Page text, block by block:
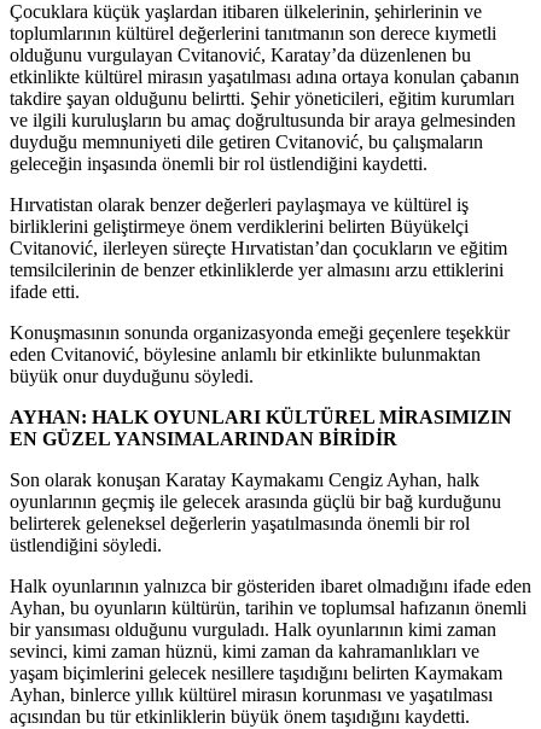
Çocuklara küçük yaşlardan itibaren ülkelerinin, şehirlerinin ve
toplumlarının kültürel değerlerini tanıtmanın son derece kıymetli
olduğunu vurgulayan Cvitanović, Karatay’da düzenlenen bu
etkinlikte kültürel mirasın yaşatılması adına ortaya konulan çabanın
takdire şayan olduğunu belirtti. Şehir yöneticileri, eğitim kurumları
ve ilgili kuruluşların bu amaç doğrultusunda bir araya gelmesinden
duyduğu memnuniyeti dile getiren Cvitanović, bu çalışmaların
geleceğin inşasında önemli bir rol üstlendiğini kaydetti.
Hırvatistan olarak benzer değerleri paylaşmaya ve kültürel iş
birliklerini geliştirmeye önem verdiklerini belirten Büyükelçi
Cvitanović, ilerleyen süreçte Hırvatistan’dan çocukların ve eğitim
temsilcilerinin de benzer etkinliklerde yer almasını arzu ettiklerini
ifade etti.
Konuşmasının sonunda organizasyonda emeği geçenlere teşekkür
eden Cvitanović, böylesine anlamlı bir etkinlikte bulunmaktan
büyük onur duyduğunu söyledi.
AYHAN: HALK OYUNLARI KÜLTÜREL MİRASIMIZIN
EN GÜZEL YANSIMALARINDAN BİRİDİR
Son olarak konuşan Karatay Kaymakamı Cengiz Ayhan, halk
oyunlarının geçmiş ile gelecek arasında güçlü bir bağ kurduğunu
belirterek geleneksel değerlerin yaşatılmasında önemli bir rol
üstlendiğini söyledi.
Halk oyunlarının yalnızca bir gösteriden ibaret olmadığını ifade eden
Ayhan, bu oyunların kültürün, tarihin ve toplumsal hafızanın önemli
bir yansıması olduğunu vurguladı. Halk oyunlarının kimi zaman
sevinci, kimi zaman hüznü, kimi zaman da kahramanlıkları ve
yaşam biçimlerini gelecek nesillere taşıdığını belirten Kaymakam
Ayhan, binlerce yıllık kültürel mirasın korunması ve yaşatılması
açısından bu tür etkinliklerin büyük önem taşıdığını kaydetti.